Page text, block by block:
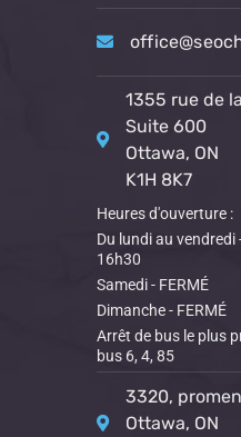
1355 rue de
Suite 600
Ottawa, ON
K1H 8K7
Heures d'ouverture :
Du lundi au vendredi
16h30
Samedi - FERMÉ
Dimanche - FERMÉ
Arrêt de bus le plus
bus 6, 4, 85
3320,
Ottawa, ON